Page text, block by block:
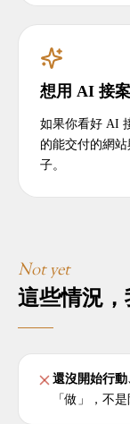
想用 AI 接
如果你看好 AI
的能交付的網
子。
Not yet
這些情況
還沒開始行
「做」，不